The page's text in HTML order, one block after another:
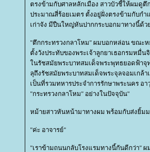
ตรงข้ามกับศาลหลักเมือง สาวบัวชี้ให้ผมดู
ประมาณสี่ร้อยเมตร ตั้งอยู่ฝั่งตรงข้ามกับก
เก่าจัง มีปืนใหญ่หันปากกระบอกมาทางนี้ด้ว
"ตึกกระทรวงกลาโหม" ผมบอกหล่อน ขณะ
ตั้งวังประทับของพระเจ้าลูกยาเธอกรมหมื่
นรัชสมัยพระบาทสมเด็จพระพุทธยอดฟ้าจุฬ
ลุถึงรัชสมัยพระบาทสมเด็จพระจุลจอมเกล้า
เป็นที่รวมทหารประจำการรักษาพระนคร อ
"กระทรวงกลาโหม" อย่างในปัจจุบัน"
หม้ายสาวหันหน้ามาทางผม พร้อมกับส่งยิ้ม
"ค่ะ อาจารย์"
"เราข้ามถนนกลับโรงแรมทางนี้กันดีกว่า"